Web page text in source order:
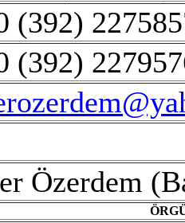
(392)
(392)
Özerdem